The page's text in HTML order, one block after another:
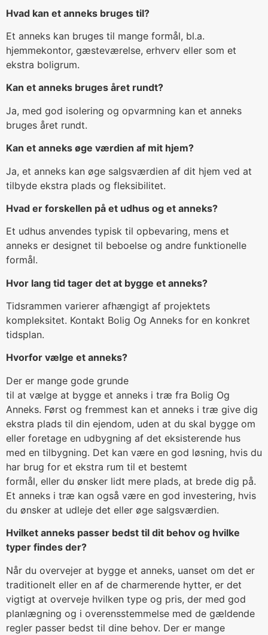
Hvad kan et anneks bruges til?
Et anneks kan bruges til mange formål, bl.a.
hjemmekontor, gæsteværelse, erhverv eller som et
ekstra boligrum.
Kan et anneks bruges året rundt?
Ja, med god isolering og opvarmning kan et anneks
bruges året rundt.
Kan et anneks øge værdien af mit hjem?
Ja, et anneks kan øge salgsværdien af dit hjem ved at
tilbyde ekstra plads og fleksibilitet.
Hvad er forskellen på et udhus og et anneks?
Et udhus anvendes typisk til opbevaring, mens et
anneks er designet til beboelse og andre funktionelle
formål.
Hvor lang tid tager det at bygge et anneks?
Tidsrammen varierer afhængigt af projektets
kompleksitet. Kontakt Bolig Og Anneks for en konkret
tidsplan.
Hvorfor vælge et anneks?
Der er mange gode grunde
til at vælge at bygge et anneks i træ fra Bolig Og
Anneks. Først og fremmest kan et anneks i træ give dig
ekstra plads til din ejendom, uden at du skal bygge om
eller foretage en udbygning af det eksisterende hus
med en tilbygning. Det kan være en god løsning, hvis du
har brug for et ekstra rum til et bestemt
formål, eller du ønsker lidt mere plads, at brede dig på.
Et anneks i træ kan også være en god investering, hvis
du ønsker at udleje det eller øge salgsværdien.
Hvilket anneks passer bedst til dit behov og hvilke
typer findes der?
Når du overvejer at bygge et anneks, uanset om det er
traditionelt eller en af de charmerende hytter, er det
vigtigt at overveje hvilken type og pris, der med god
planlægning og i overensstemmelse med de gældende
regler passer bedst til dine behov. Der er mange